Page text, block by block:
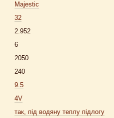
Majestic
32
2.952
6
2050
240
9.5
4V
так, під водяну теплу підлогу